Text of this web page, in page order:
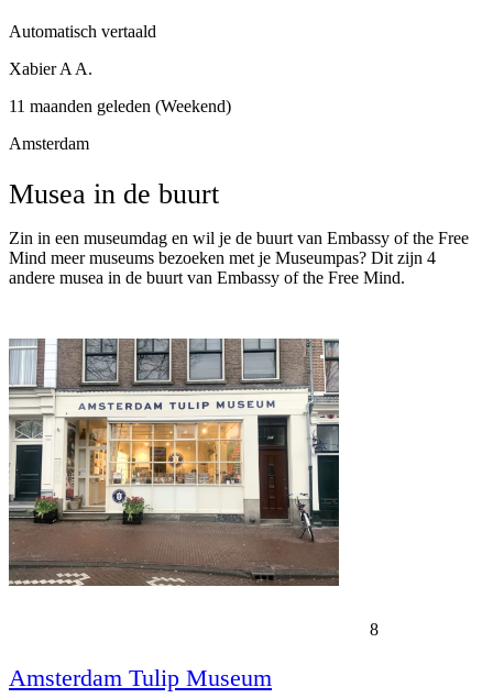
Automatisch vertaald
Xabier A A.
11 maanden geleden (Weekend)
Amsterdam
Musea in de buurt
Zin in een museumdag en wil je de buurt van Embassy of the Free
Mind meer museums bezoeken met je Museumpas? Dit zijn 4
andere musea in de buurt van Embassy of the Free Mind.
8
Amsterdam Tulip Museum